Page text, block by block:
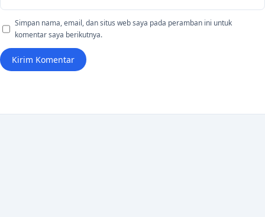
Simpan nama, email, dan situs web saya pada peramban ini untuk
komentar saya berikutnya.